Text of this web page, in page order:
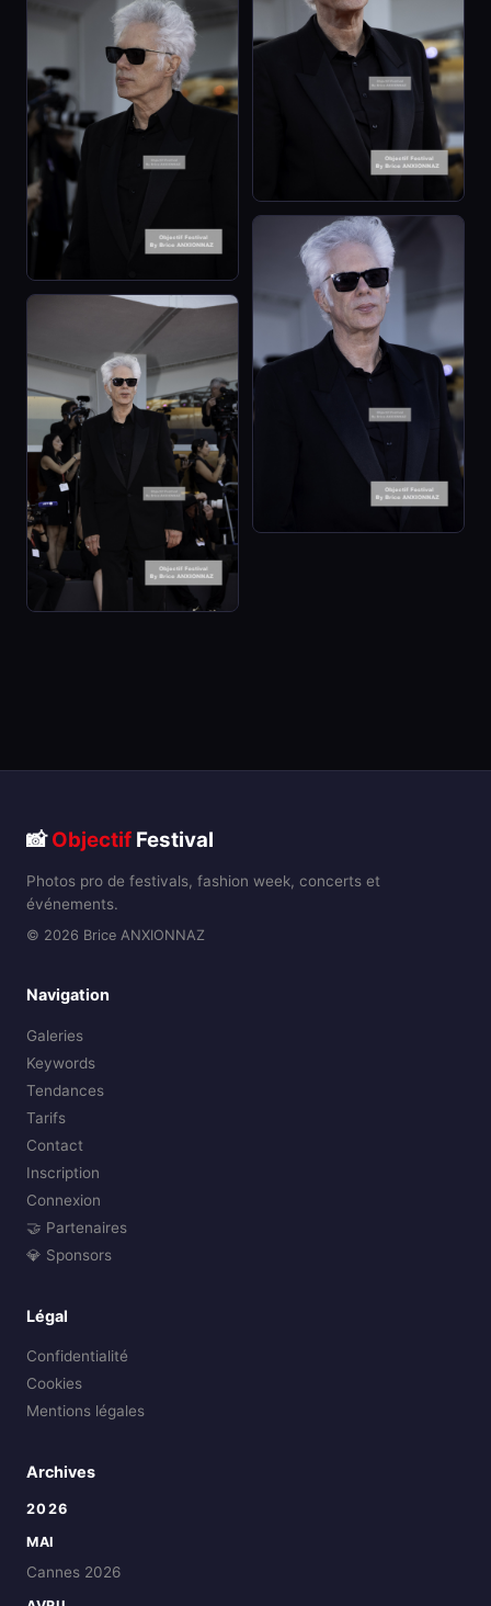
📸Objectif Festival
Photos pro de festivals, fashion week, concerts et
événements.
© 2026 Brice ANXIONNAZ
Navigation
Galeries
Keywords
Tendances
Tarifs
Contact
Inscription
Connexion
🤝 Partenaires
💎 Sponsors
Légal
Confidentialité
Cookies
Mentions légales
Archives
2026
MAI
Cannes 2026